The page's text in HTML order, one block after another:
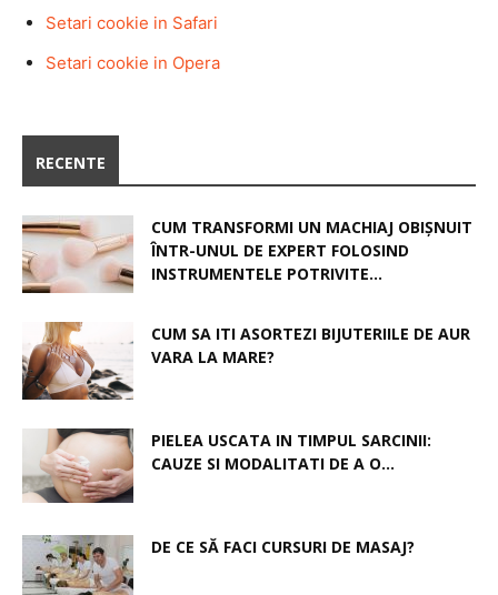
Setari cookie in Safari
Setari cookie in Opera
RECENTE
CUM TRANSFORMI UN MACHIAJ OBIȘNUIT
ÎNTR-UNUL DE EXPERT FOLOSIND
INSTRUMENTELE POTRIVITE...
CUM SA ITI ASORTEZI BIJUTERIILE DE AUR
VARA LA MARE?
PIELEA USCATA IN TIMPUL SARCINII:
CAUZE SI MODALITATI DE A O...
DE CE SĂ FACI CURSURI DE MASAJ?